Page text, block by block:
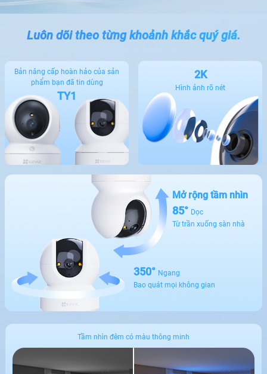
Luôn dõi theo từng khoảnh khắc quý giá.
Bản nâng cấp hoàn hảo của sản
phẩm bạn đã tin dùng
TY1
2K
Hình ảnh rõ nét
Mở rộng tầm nhìn
85° Dọc
Từ trần xuống sàn nhà
350° Ngang
Bao quát mọi không gian
Tầm nhìn đêm có màu thông minh